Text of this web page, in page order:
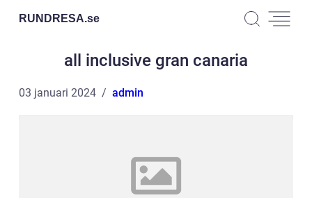
RUNDRESA.se
all inclusive gran canaria
03 januari 2024 admin